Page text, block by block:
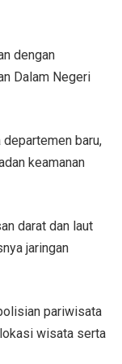
dengan
Dalam Negeri
baru,
keamanan
darat dan laut
jaringan
pariwisata
wisata serta